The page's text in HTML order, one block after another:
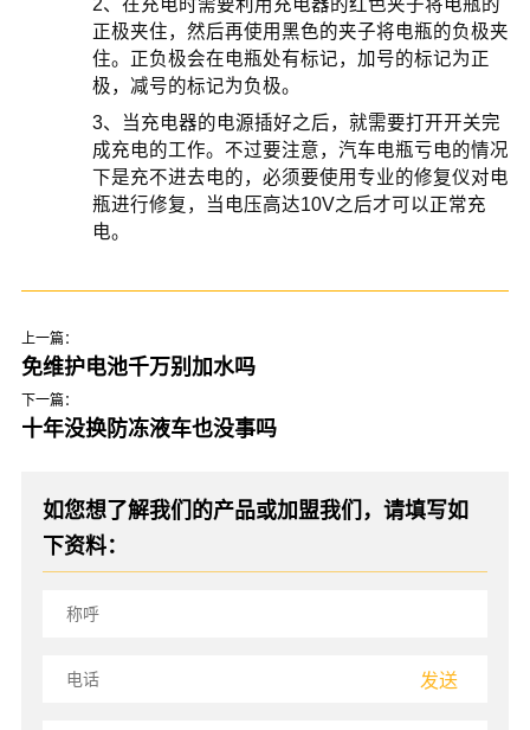
正极夹住，然后再使用黑色的夹子将电瓶的负极夹
住。正负极会在电瓶处有标记，加号的标记为正
极，减号的标记为负极。
3、当充电器的电源插好之后，就需要打开开关完
成充电的工作。不过要注意，汽车电瓶亏电的情况
下是充不进去电的，必须要使用专业的修复仪对电
瓶进行修复，当电压高达10V之后才可以正常充
电。
上一篇：
免维护电池千万别加水吗
下一篇：
十年没换防冻液车也没事吗
如您想了解我们的产品或加盟我们，请填写如
下资料：
发送